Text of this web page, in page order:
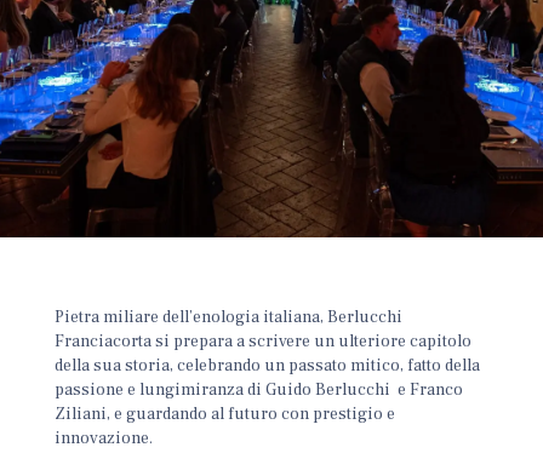
Pietra miliare dell’enologia italiana, Berlucchi
Franciacorta si prepara a scrivere un ulteriore capitolo
della sua storia, celebrando un passato mitico, fatto della
passione e lungimiranza di Guido Berlucchi e Franco
Ziliani, e guardando al futuro con prestigio e
innovazione.